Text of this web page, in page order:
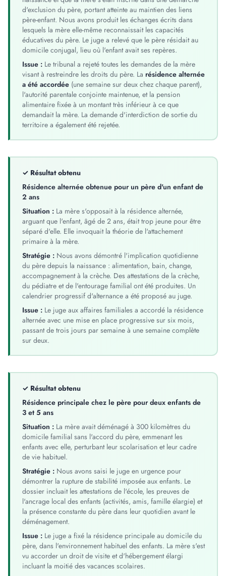
d'exclusion du père, portant atteinte au maintien des liens
père-enfant. Nous avons produit les échanges écrits dans
lesquels la mère elle-même reconnaissait les capacités
éducatives du père. Le juge a relevé que le père résidait au
domicile conjugal, lieu où l'enfant avait ses repères.
Issue : Le tribunal a rejeté toutes les demandes de la mère
visant à restreindre les droits du père. La résidence alternée
a été accordée (une semaine sur deux chez chaque parent),
l'autorité parentale conjointe maintenue, et la pension
alimentaire fixée à un montant très inférieur à ce que
demandait la mère. La demande d'interdiction de sortie du
territoire a également été rejetée.
✓ Résultat obtenu
Résidence alternée obtenue pour un père d'un enfant de
2 ans
Situation : La mère s'opposait à la résidence alternée,
arguant que l'enfant, âgé de 2 ans, était trop jeune pour être
séparé d'elle. Elle invoquait la théorie de l'attachement
primaire à la mère.
Stratégie : Nous avons démontré l'implication quotidienne
du père depuis la naissance : alimentation, bain, change,
accompagnement à la crèche. Des attestations de la crèche,
du pédiatre et de l'entourage familial ont été produites. Un
calendrier progressif d'alternance a été proposé au juge.
Issue : Le juge aux affaires familiales a accordé la résidence
alternée avec une mise en place progressive sur six mois,
passant de trois jours par semaine à une semaine complète
sur deux.
✓ Résultat obtenu
Résidence principale chez le père pour deux enfants de
3 et 5 ans
Situation : La mère avait déménagé à 300 kilomètres du
domicile familial sans l'accord du père, emmenant les
enfants avec elle, perturbant leur scolarisation et leur cadre
de vie habituel.
Stratégie : Nous avons saisi le juge en urgence pour
démontrer la rupture de stabilité imposée aux enfants. Le
dossier incluait les attestations de l'école, les preuves de
l'ancrage local des enfants (activités, amis, famille élargie) et
la présence constante du père dans leur quotidien avant le
déménagement.
Issue : Le juge a fixé la résidence principale au domicile du
père, dans l'environnement habituel des enfants. La mère s'est
vu accorder un droit de visite et d'hébergement élargi
incluant la moitié des vacances scolaires.